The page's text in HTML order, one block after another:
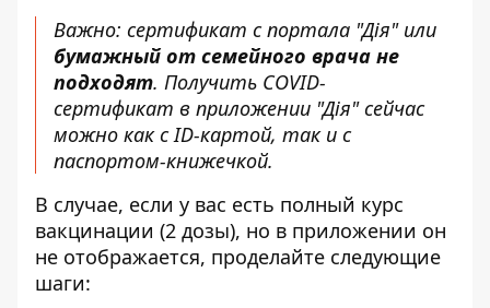
Важно: сертификат с портала "Дія" или
бумажный от семейного врача не
подходят. Получить COVID-
сертификат в приложении "Дія" сейчас
можно как с ID-картой, так и с
паспортом-книжечкой.
В случае, если у вас есть полный курс
вакцинации (2 дозы), но в приложении он
не отображается, проделайте следующие
шаги: